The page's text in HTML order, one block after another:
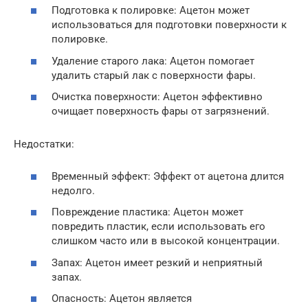
Подготовка к полировке: Ацетон может
использоваться для подготовки поверхности к
полировке.
Удаление старого лака: Ацетон помогает
удалить старый лак с поверхности фары.
Очистка поверхности: Ацетон эффективно
очищает поверхность фары от загрязнений.
Недостатки:
Временный эффект: Эффект от ацетона длится
недолго.
Повреждение пластика: Ацетон может
повредить пластик, если использовать его
слишком часто или в высокой концентрации.
Запах: Ацетон имеет резкий и неприятный
запах.
Опасность: Ацетон является